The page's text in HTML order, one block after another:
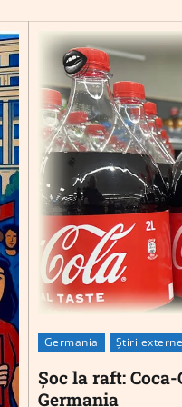
Germania Știri externe
Șoc la raft:
Germania